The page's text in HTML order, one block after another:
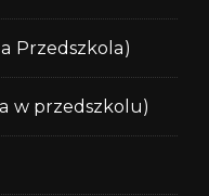
Przedszkola)
w przedszkolu)